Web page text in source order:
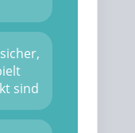
sind